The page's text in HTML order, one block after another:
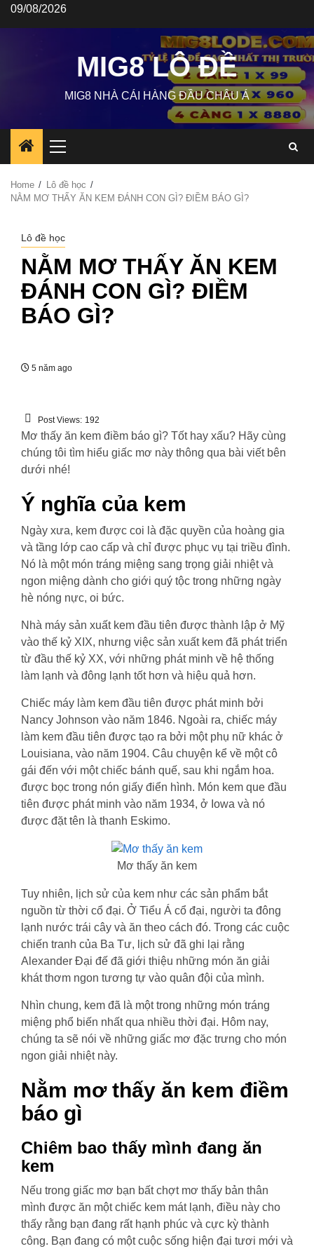
Skip09/08/2026
MIG8 LÔ ĐỀ
MIG8 NHÀ CÁI HÀNG ĐẦU CHÂU Á
Primary
Menu
Home
Lô đề học
NẰM MƠ THẤY ĂN KEM ĐÁNH CON GÌ? ĐIỀM BÁO GÌ?
Lô đề học
NẰM MƠ THẤY ĂN KEM
ĐÁNH CON GÌ? ĐIỀM
BÁO GÌ?
5 năm ago
Post Views: 192
Mơ thấy ăn kem điềm báo gì? Tốt hay xấu? Hãy cùng
chúng tôi tìm hiểu giấc mơ này thông qua bài viết bên
dưới nhé!
Ý nghĩa của kem
Ngày xưa, kem được coi là đặc quyền của hoàng gia
và tầng lớp cao cấp và chỉ được phục vụ tại triều đình.
Nó là một món tráng miệng sang trọng giải nhiệt và
ngon miệng dành cho giới quý tộc trong những ngày
hè nóng nực, oi bức.
Nhà máy sản xuất kem đầu tiên được thành lập ở Mỹ
vào thế kỷ XIX, nhưng việc sản xuất kem đã phát triển
từ đầu thế kỷ XX, với những phát minh về hệ thống
làm lạnh và đông lạnh tốt hơn và hiệu quả hơn.
Chiếc máy làm kem đầu tiên được phát minh bởi
Nancy Johnson vào năm 1846. Ngoài ra, chiếc máy
làm kem đầu tiên được tạo ra bởi một phụ nữ khác ở
Louisiana, vào năm 1904. Câu chuyện kể về một cô
gái đến với một chiếc bánh quế, sau khi ngắm hoa.
được bọc trong nón giấy điển hình. Món kem que đầu
tiên được phát minh vào năm 1934, ở Iowa và nó
được đặt tên là thanh Eskimo.
Mơ thấy ăn kem
Tuy nhiên, lịch sử của kem như các sản phẩm bắt
nguồn từ thời cổ đại. Ở Tiểu Á cổ đại, người ta đông
lạnh nước trái cây và ăn theo cách đó. Trong các cuộc
chiến tranh của Ba Tư, lịch sử đã ghi lại rằng
Alexander Đại đế đã giới thiệu những món ăn giải
khát thơm ngon tương tự vào quân đội của mình.
Nhìn chung, kem đã là một trong những món tráng
miệng phổ biến nhất qua nhiều thời đại. Hôm nay,
chúng ta sẽ nói về những giấc mơ đặc trưng cho món
ngon giải nhiệt này.
Nằm mơ thấy ăn kem điềm
báo gì
Chiêm bao thấy mình đang ăn
kem
Nếu trong giấc mơ bạn bất chợt mơ thấy bản thân
mình được ăn một chiếc kem mát lạnh, điều này cho
thấy rằng bạn đang rất hạnh phúc và cực kỳ thành
công. Bạn đang có một cuộc sống hiện đại tươi mới và